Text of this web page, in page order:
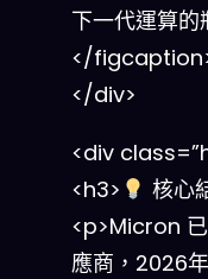
下一代運算的
</
</div>
<div
<h3>
核心
<p>Micron
應商，2026